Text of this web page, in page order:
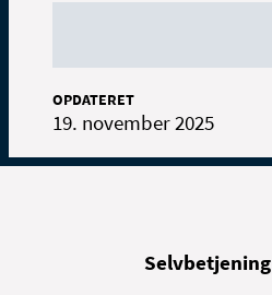
OPDATERET
19. november 2025
Selvbetjening